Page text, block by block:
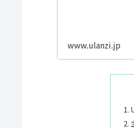
www.ulanzi.jp